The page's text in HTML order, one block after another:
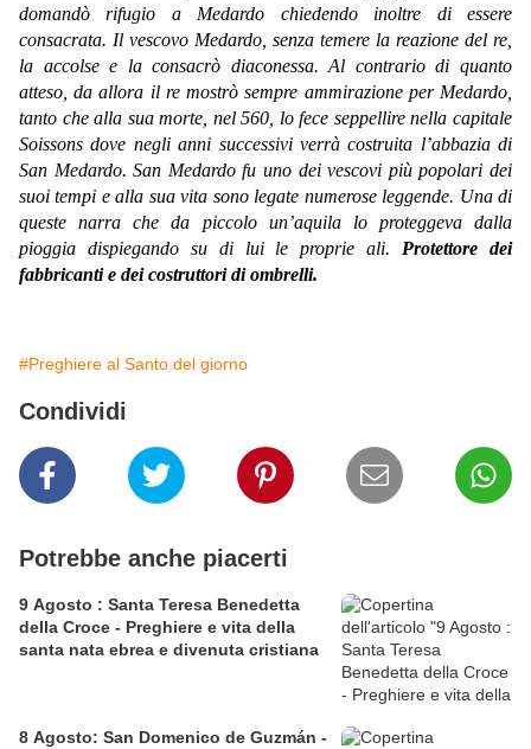
domandò rifugio a Medardo chiedendo inoltre di essere
consacrata. Il vescovo Medardo, senza temere la reazione del re,
la accolse e la consacrò diaconessa. Al contrario di quanto
atteso, da allora il re mostrò sempre ammirazione per Medardo,
tanto che alla sua morte, nel 560, lo fece seppellire nella capitale
Soissons dove negli anni successivi verrà costruita l’abbazia di
San Medardo.San Medardo fu uno dei vescovi più popolari dei
suoi tempi e alla sua vita sono legate numerose leggende. Una di
queste narra che da piccolo un’aquila lo proteggeva dalla
pioggia dispiegando su di lui le proprie ali. Protettore dei
fabbricanti e dei costruttori di ombrelli.
#Preghiere al Santo del giorno
Condividi
Potrebbe anche piacerti
9 Agosto : Santa Teresa Benedetta
della Croce - Preghiere e vita della
santa nata ebrea e divenuta cristiana
8 Agosto: San Domenico de Guzmán -